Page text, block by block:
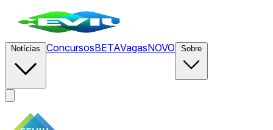
ConcursosBETAVagasNOVO